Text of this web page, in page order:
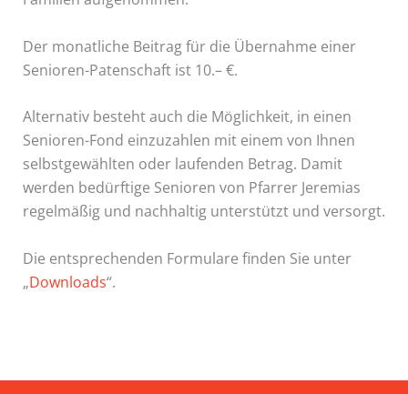
Der monatliche Beitrag für die Übernahme einer
Senioren-Patenschaft ist 10.– €.
Alternativ besteht auch die Möglichkeit, in einen
Senioren-Fond einzuzahlen mit einem von Ihnen
selbstgewählten oder laufenden Betrag. Damit
werden bedürftige Senioren von Pfarrer Jeremias
regelmäßig und nachhaltig unterstützt und versorgt.
Die entsprechenden Formulare finden Sie unter
„Downloads“.